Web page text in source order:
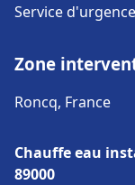
Service
Zone
Roncq, France
Chauffe eau
89000